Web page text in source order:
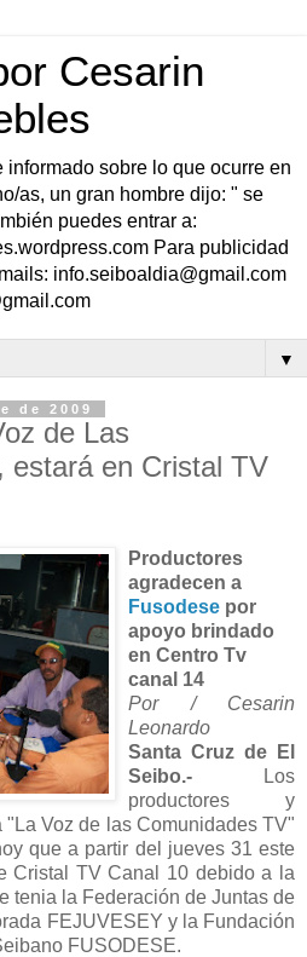
Cesarin
informado sobre lo que ocurre en
as, un gran hombre dijo: " se
puedes entrar a:
Para publicidad
info.seiboaldia@gmail.com
▼
de 2009
de Las
estará en Cristal TV
Productores
agradecen a
Fusodese por
apoyo brindado
en Centro Tv
canal 14
Por / Cesarin
Leonardo
Santa Cruz de El
Seibo.-
Los
productores y
Voz de las Comunidades TV"
que a partir del jueves 31 este
Cristal TV Canal 10 debido a la
tenia la Federación de Juntas de
FEJUVESEY y la Fundación
FUSODESE.